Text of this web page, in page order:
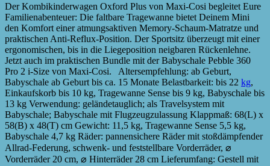
Der Kombikinderwagen Oxford Plus von Maxi-Cosi begleitet Eure
Familienabenteuer: Die faltbare Tragewanne bietet Deinem Mini
den Komfort einer atmungsaktiven Memory-Schaum-Matratze und
praktischen Anti-Reflux-Position. Der Sportsitz überzeugt mit einer
ergonomischen, bis in die Liegeposition neigbaren Rückenlehne.
Jetzt auch im praktischen Bundle mit der Babyschale Pebble 360
Pro 2 i-Size von Maxi-Cosi. Altersempfehlung: ab Geburt,
Babyschale ab Geburt bis ca. 15 Monate Belastbarkeit: bis 22 kg,
Einkaufskorb bis 10 kg, Tragewanne Sense bis 9 kg, Babyschale bis
13 kg Verwendung: geländetauglich; als Travelsystem mit
Babyschale; Babyschale mit Flugzeugzulassung Klappmaß: 68(L) x
58(B) x 48(T) cm Gewicht: 11,5 kg, Tragewanne Sense 5,5 kg,
Babyschale 4,7 kg Räder: pannensichere Räder mit stoßdämpfender
Allrad-Federung, schwenk- und feststellbare Vorderräder, ⌀
Vorderräder 20 cm, ⌀ Hinterräder 28 cm Lieferumfang: Gestell mit